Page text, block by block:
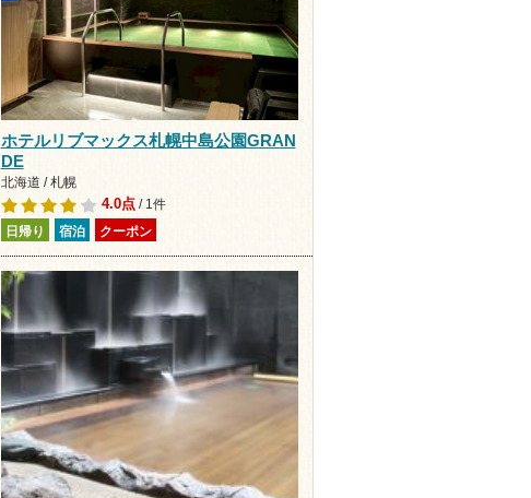
ホテルリブマックス札幌中島公園GRAN
DE
北海道 / 札幌
4.0点/ 1件
日帰り 宿泊 クーポン